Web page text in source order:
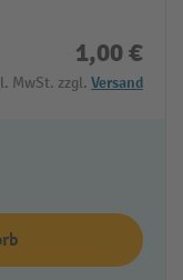
1,00 €
MwSt. zzgl. Versand